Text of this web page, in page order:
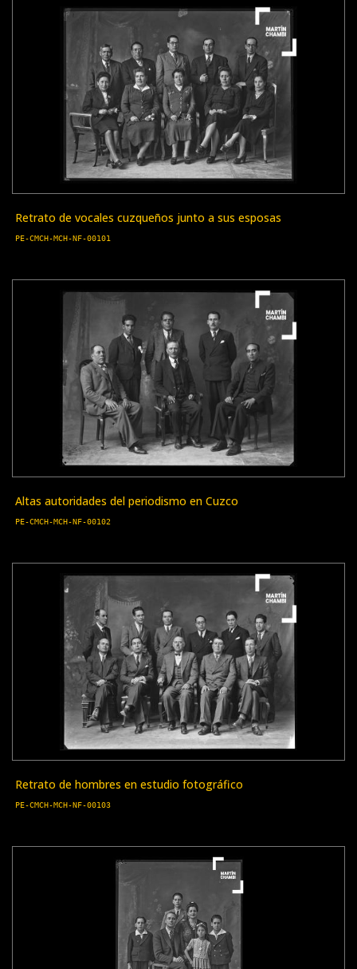
Retrato de vocales cuzqueños junto a sus esposas
PE-CMCH-MCH-NF-00101
Altas autoridades del periodismo en Cuzco
PE-CMCH-MCH-NF-00102
Retrato de hombres en estudio fotográfico
PE-CMCH-MCH-NF-00103